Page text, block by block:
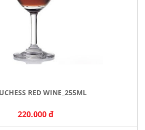
RED WINE_255ML
220.000 đ